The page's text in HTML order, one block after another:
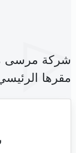
شركة مرسى
مقرها الرئيسي في نهج